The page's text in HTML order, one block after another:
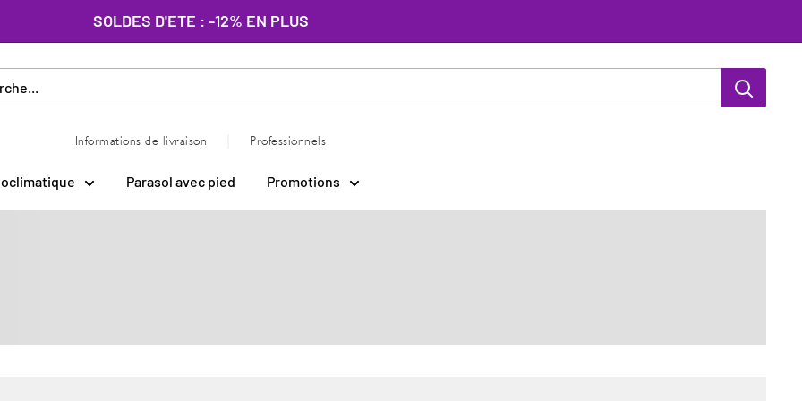
SOLDES D'ETE : -12% EN PLUS
Informations de livraison Professionnels
Parasol avec pied Promotions